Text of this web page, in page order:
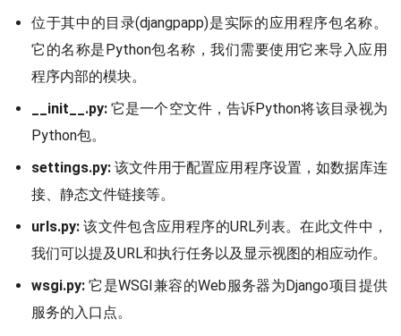
位于其中的目录(djangpapp)是实际的应用程序包名称。
它的名称是Python包名称，我们需要使用它来导入应用
程序内部的模块。
__init__.py: 它是一个空文件，告诉Python将该目录视为
Python包。
settings.py: 该文件用于配置应用程序设置，如数据库连
接、静态文件链接等。
urls.py: 该文件包含应用程序的URL列表。在此文件中，
我们可以提及URL和执行任务以及显示视图的相应动作。
wsgi.py: 它是WSGI兼容的Web服务器为Django项目提供
服务的入口点。